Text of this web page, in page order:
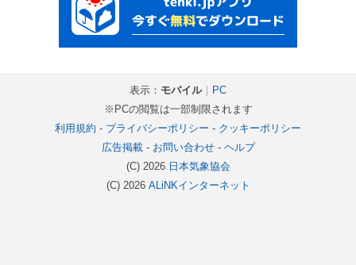
表示： モバイル｜
PC
※PCの閲覧は一部制限されます
利用規約 - プライバシーポリシー - クッキーポリシー
広告掲載- お問い合わせ- ヘルプ
(C) 2026 日本気象協会
(C) 2026 ALiNKインターネット